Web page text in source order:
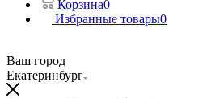
Корзина0
Избранные товары0
Ваш город
Екатеринбург